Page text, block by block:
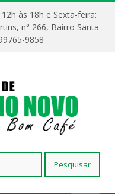
às 18h e Sexta-feira:
n° 266, Bairro Santa
9858